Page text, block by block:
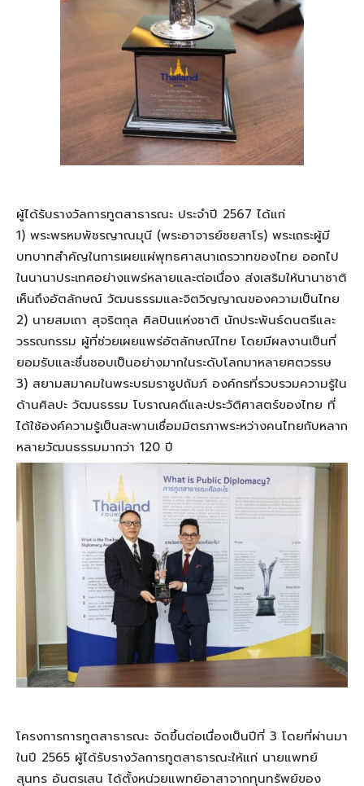
ผู้ได้รับรางวัลการทูตสาธารณะ ประจำปี 2567 ได้แก่
1) พระพรหมพัชรญาณมุนี (พระอาจารย์ชยสาโร) พระเถระผู้มี
บทบาทสำคัญในการเผยแผ่พุทธศาสนาเถรวาทของไทย ออกไป
ในนานาประเทศอย่างแพร่หลายและต่อเนื่อง ส่งเสริมให้นานาชาติ
เห็นถึงอัตลักษณ์ วัฒนธรรมและจิตวิญญาณของความเป็นไทย
2) นายสมเถา สุจริตกุล ศิลปินแห่งชาติ นักประพันธ์ดนตรีและ
วรรณกรรม ผู้ที่ช่วยเผยแพร่อัตลักษณ์ไทย โดยมีผลงานเป็นที่
ยอมรับและชื่นชอบเป็นอย่างมากในระดับโลกมาหลายศตวรรษ
3) สยามสมาคมในพระบรมราชูปถัมภ์ องค์กรที่รวบรวมความรู้ใน
ด้านศิลปะ วัฒนธรรม โบราณคดีและประวัติศาสตร์ของไทย ที่
ได้ใช้องค์ความรู้เป็นสะพานเชื่อมมิตรภาพระหว่างคนไทยกับหลาก
หลายวัฒนธรรมมากว่า 120 ปี
โครงการการทูตสาธารณะ จัดขึ้นต่อเนื่องเป็นปีที่ 3 โดยที่ผ่านมา
ในปี 2565 ผู้ได้รับรางวัลการทูตสาธารณะให้แก่ นายแพทย์
สุนทร อันตรเสน ได้ตั้งหน่วยแพทย์อาสาจากทุนทรัพย์ของ